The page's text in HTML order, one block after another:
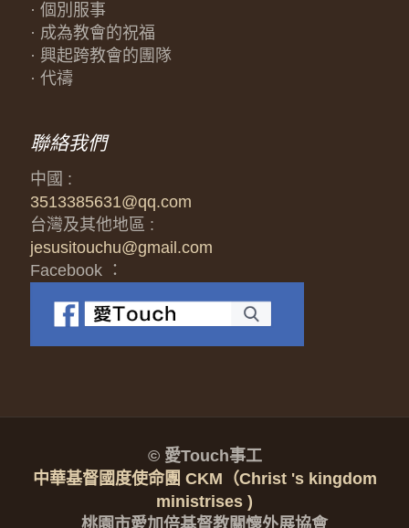
· 個別服事
· 成為教會的祝福
· 興起跨教會的團隊
· 代禱
聯絡我們
中國 :
3513385631@qq.com
台灣及其他地區 :
jesusitouchu@gmail.com
Facebook ：
© 愛Touch事工
中華基督國度使命團 CKM（Christ 's kingdom
ministrises )